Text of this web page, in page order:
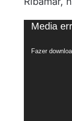
Tocador
vídeo
Media
Fazer